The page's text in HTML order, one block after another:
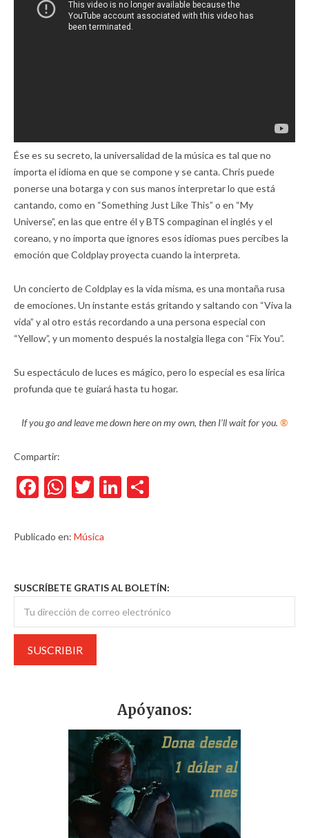
Ése es su secreto, la universalidad de la música es tal que no
importa el idioma en que se compone y se canta. Chris puede
ponerse una botarga y con sus manos interpretar lo que está
cantando, como en “Something Just Like This” o en “My
Universe”, en las que entre él y BTS compaginan el inglés y el
coreano, y no importa que ignores esos idiomas pues percibes la
emoción que Coldplay proyecta cuando la interpreta.
Un concierto de Coldplay es la vida misma, es una montaña rusa
de emociones. Un instante estás gritando y saltando con “Viva la
vida” y al otro estás recordando a una persona especial con
“Yellow”, y un momento después la nostalgia llega con “Fix You”.
Su espectáculo de luces es mágico, pero lo especial es esa lírica
profunda que te guiará hasta tu hogar.
If you go and leave me down here on my own, then I’ll wait for you. ®
Compartir:
Facebook
WhatsApp
TwitterLinkedIn
Publicado en: Música
SUSCRÍBETE GRATIS AL BOLETÍN:
Apóyanos: